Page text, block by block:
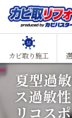
カビ取り施工
夏型過
ス過敏
リコス